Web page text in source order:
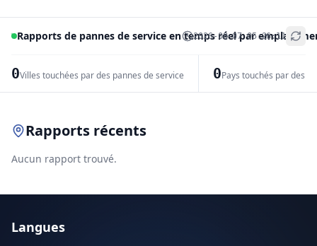
Rapports de pannes de service en temps réel par
2026-08-07 05:26:11
0Villes touchées par des pannes de service 0Pays touchés par des
+
Rapports récents
Aucun rapport trouvé.
Langues